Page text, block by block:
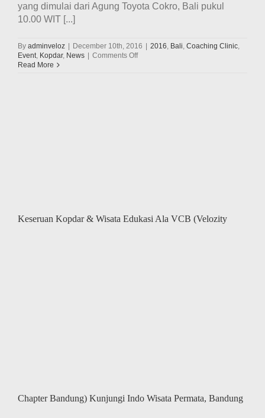
yang dimulai dari Agung Toyota Cokro, Bali pukul
10.00 WIT [...]
By adminveloz | December 10th, 2016 | 2016 Bali Coaching Clinic
Event Kopdar, News | Comments Offon
Read More
Keseruan Kopdar & Wisata Edukasi Ala VCB (Velozity
Chapter Bandung) Kunjungi Indo Wisata Permata, Bandung